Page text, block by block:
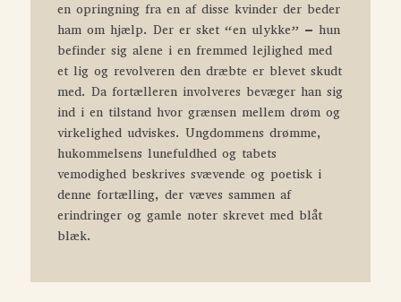
en opringning fra en af disse kvinder der beder
ham om hjælp. Der er sket “en ulykke” – hun
befinder sig alene i en fremmed lejlighed med
et lig og revolveren den dræbte er blevet skudt
med. Da fortælleren involveres bevæger han sig
ind i en tilstand hvor grænsen mellem drøm og
virkelighed udviskes. Ungdommens drømme,
hukommelsens lunefuldhed og tabets
vemodighed beskrives svævende og poetisk i
denne fortælling, der væves sammen af
erindringer og gamle noter skrevet med blåt
blæk.